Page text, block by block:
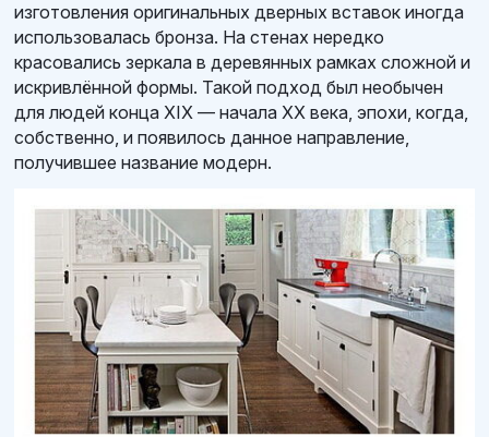
изготовления оригинальных дверных вставок иногда
использовалась бронза. На стенах нередко
красовались зеркала в деревянных рамках сложной и
искривлённой формы. Такой подход был необычен
для людей конца XIX — начала XX века, эпохи, когда,
собственно, и появилось данное направление,
получившее название модерн.